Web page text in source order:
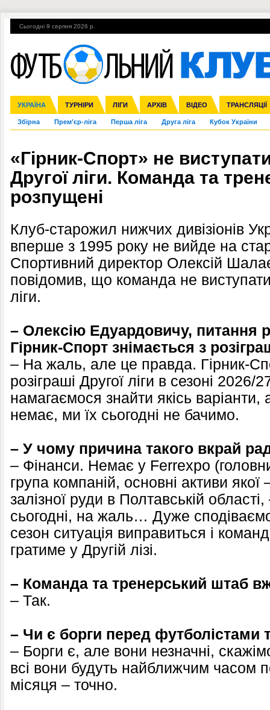
Сьогодні 9 серпня 2026 р.
УКРАЇНА ТУРНІРИ ЛІГИ АРХІВ ВІДЕО ТРАНСЛЯЦІЇ
Збірна Прем'єр-ліга Перша ліга Друга ліга Кубок України
Ліга чемпіонів Ліга Європи Міжнародні Ліга націй Ліга
Англія Іспанія Італія Німеччина Франція Інші
ЧС-2014 ЄВРО-2016 Росія Кубок конфедерацій ЧЄ-2015 (U-
Гарячі теми УПЛ, 2-й тур ВІЙНА УПЛ-ПЕРЕХОДИ
«Гірник-Спорт» не
Другої ліги. Команда та
розпущені
Клуб-старожил нижчих дивізіонів
вперше з 1995 року не вийде на
Спортивний директор Олексій
повідомив, що команда не
ліги.
– Олексію Едуардовичу, питання
Гірник-Спорт знімається з
– На жаль, але це правда. Гірник-
розіграші Другої ліги в сезоні
намагаємося знайти якісь варіанти,
немає, ми їх сьогодні не бачимо.
– У чому причина такого вкрай
– Фінанси. Немає у Ferrexpo
група компаній, основні активи якої
залізної руди в Полтавській
сьогодні, на жаль… Дуже
сезон ситуація виправиться і
гратиме у Другій лізі.
– Команда та тренерський штаб
– Так.
– Чи є борги перед футболістами
– Борги є, але вони незначні,
всі вони будуть найближчим часом
місяця – точно.